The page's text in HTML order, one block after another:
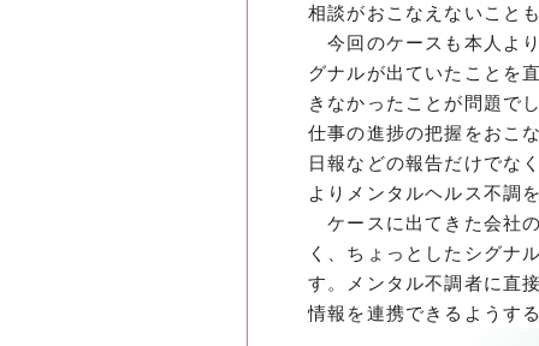
相談がおこなえないこと
今回のケースも本人よ
グナルが出ていたことを
きなかったことが問題で
仕事の進捗の把握をおこ
日報などの報告だけでな
よりメンタルヘルス不調
ケースに出てきた会社
く、ちょっとしたシグナ
す。メンタル不調者に直
情報を連携できるようす